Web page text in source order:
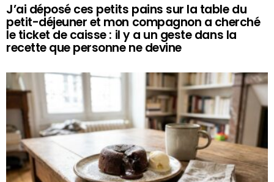
J’ai déposé ces petits pains sur la table du
petit-déjeuner et mon compagnon a cherché
le ticket de caisse : il y a un geste dans la
recette que personne ne devine